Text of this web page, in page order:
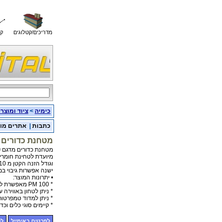
מדריכים/קטלוגים
כימיה > ציוד
כתבות אתרים
מטחנת כדורים
מטחנת כדורים מדגם PLANTARY BALL MILL – PM 100
מיועדת לטחינת
וגודל הזנה הקטן מ 10 מ"מ.
ישנה אפשרות גיבוי
• יתרונות המוצר:
* PM 100 מאפשרת לבצע פעולות Alloying בין חומרים שונים.
* ניתן לטחון
* ניתן למדוד
* קיימים סוגי כלים